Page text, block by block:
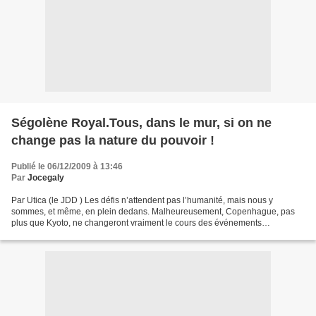
Ségolène Royal.Tous, dans le mur, si on ne
change pas la nature du pouvoir !
Publié le 06/12/2009 à 13:46
Par Jocegaly
Par Utica (le JDD ) Les défis n’attendent pas l’humanité, mais nous y
sommes, et même, en plein dedans. Malheureusement, Copenhague, pas
plus que Kyoto, ne changeront vraiment le cours des événements